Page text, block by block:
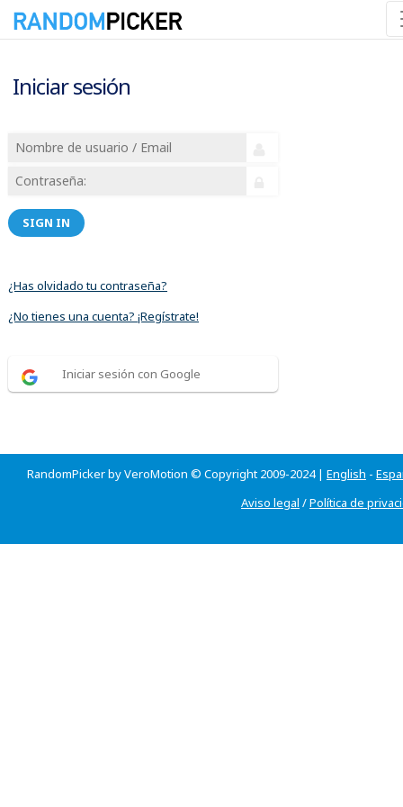
Iniciar sesión
SIGN IN
¿Has olvidado tu contraseña?
¿No tienes una cuenta? ¡Regístrate!
Iniciar sesión con Google
RandomPicker by VeroMotion © Copyright 2009-2024 | English -
Aviso legal /Política de